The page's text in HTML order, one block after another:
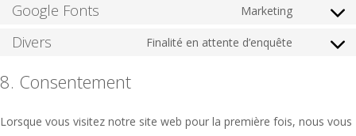
google-
Google Fonts Marketing
Consent
Divers Finalité en attente d’enquête
Consent
8. Consentement
Lorsque vous visitez notre site web pour la première fois, nous vous